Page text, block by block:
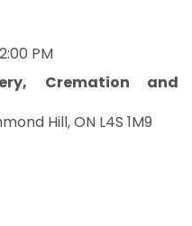
2:00 PM
Cremation and
Hill, ON L4S 1M9